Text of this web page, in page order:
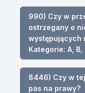
990) Czy w
ostrzegany o
występujących
Kategorie: A, B,
8446) Czy w
pas na prawy?